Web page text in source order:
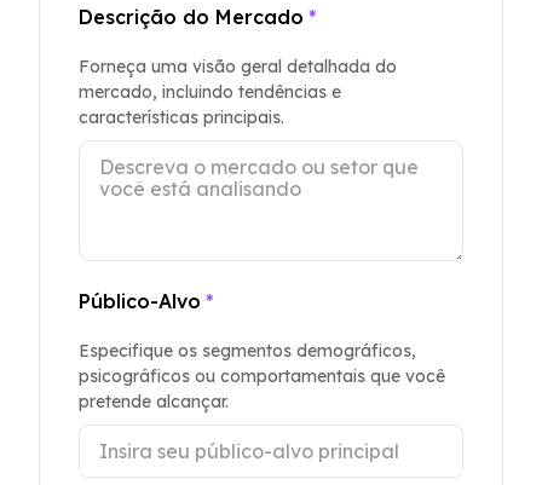
Descrição do Mercado *
Forneça uma visão geral detalhada do
mercado, incluindo tendências e
características principais.
Público-Alvo *
Especifique os segmentos demográficos,
psicográficos ou comportamentais que você
pretende alcançar.